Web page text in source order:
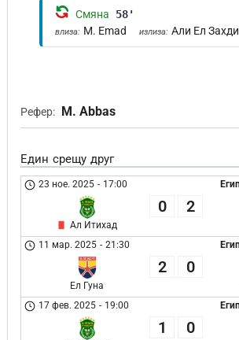
Смяна 58'
влиза: M. Emad излиза: Али Ел Захди
Рефер: M. Abbas
Един срещу друг
23 ное. 2025 - 17:00
Ал Итихад
0 2
11 мар. 2025 - 21:30
Ел Гуна
2 0
17 фев. 2025 - 19:00
1 0